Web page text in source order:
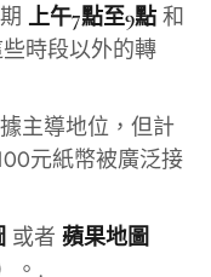
上午7點至9點和
時段以外的轉
主導地位，但計
元紙幣被廣泛接
或者 蘋果地圖
。.